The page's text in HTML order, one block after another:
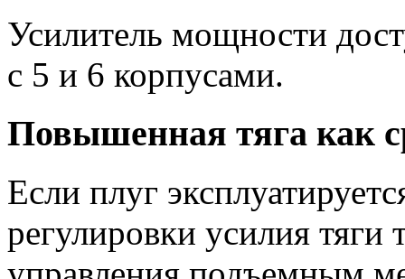
Усилитель мощности
с 5 и 6 корпусами.
Повышенная тяга как
Если плуг
регулировки усилия тяги